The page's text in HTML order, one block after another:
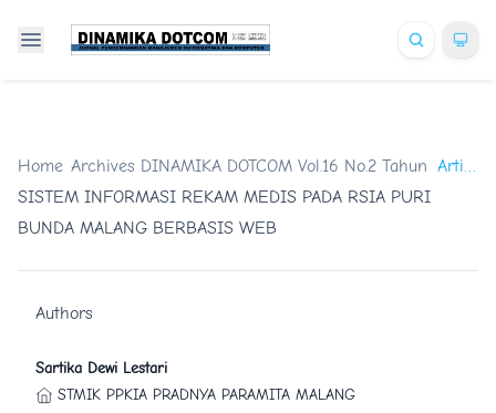
Home /Archives /
DINAMIKA DOTCOM Vol.16 No.2 Tahun 2025Artikel
SISTEM INFORMASI REKAM MEDIS PADA RSIA PURI
BUNDA MALANG BERBASIS WEB
Authors
Sartika Dewi Lestari
STMIK PPKIA PRADNYA PARAMITA MALANG